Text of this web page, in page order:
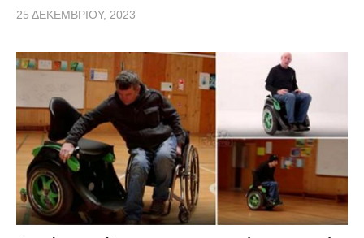
25 ΔΕΚΕΜΒΡΊΟΥ, 2023